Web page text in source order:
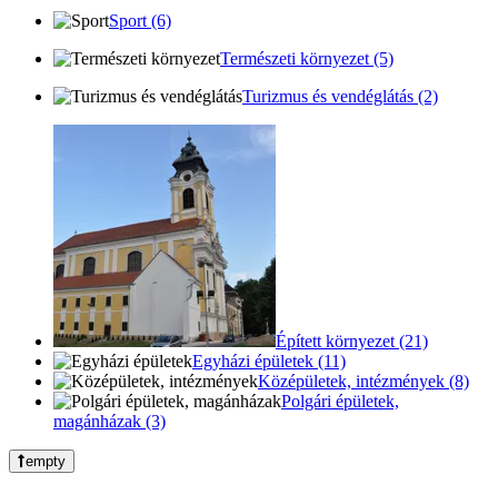
Sport (6)
Természeti környezet (5)
Turizmus és vendéglátás (2)
Épített környezet (21)
Egyházi épületek (11)
Középületek, intézmények (8)
Polgári épületek,
magánházak (3)
empty